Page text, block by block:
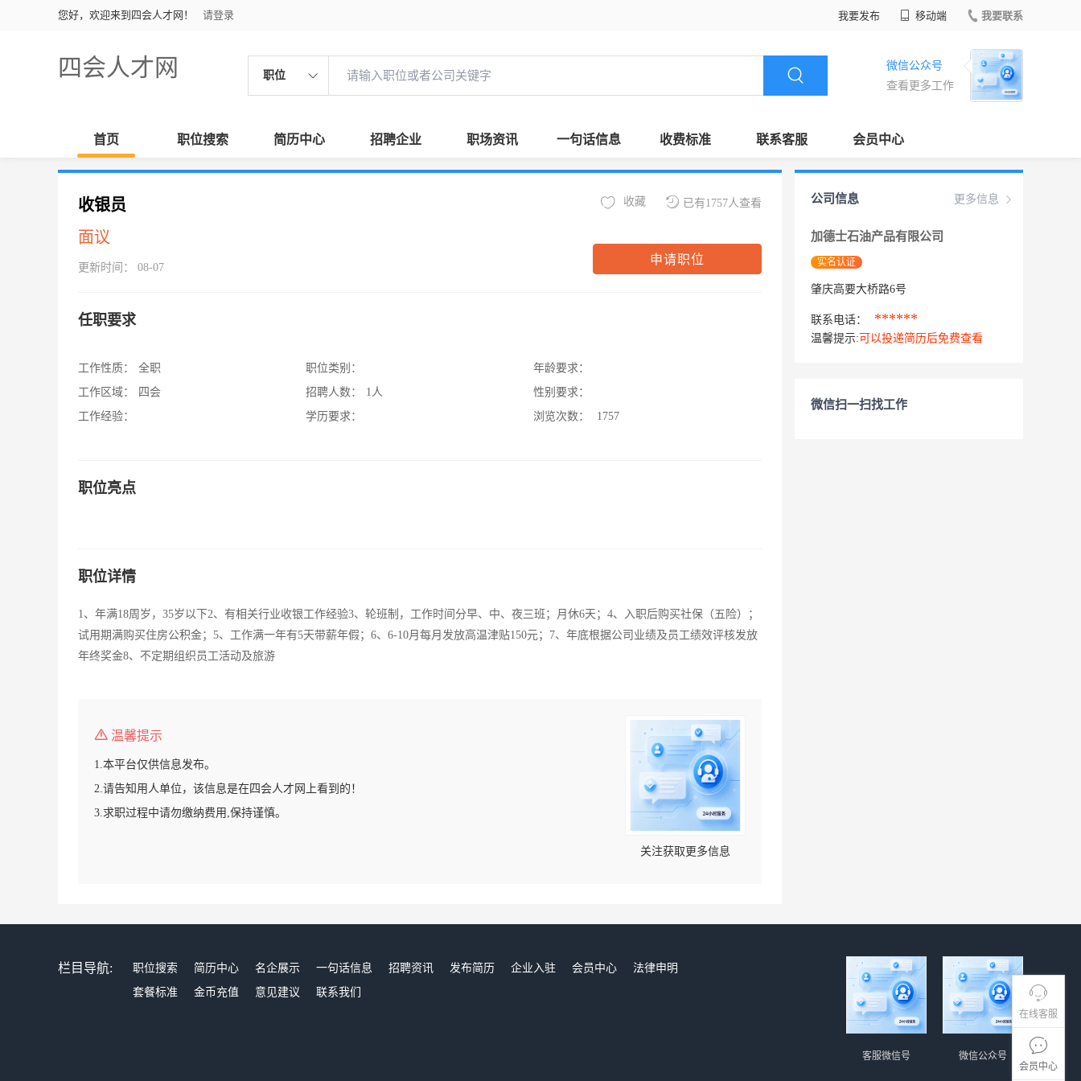
您好，欢迎来到四会人才网！ 请登录 我要发布 移动端 我要联系
四会人才网 职位
微信公众号
查看更多工作
首页 职位搜索 简历中心 招聘企业 职场资讯 一句话信息 收费标准 联系客服 会员中心
在线客服
会员中心
收银员
面议
更新时间： 08-07
已有1757人查看
收藏
申请职位
任职要求
工作性质：
全职
工作区域：
四会
工作经验：
职位类别：
招聘人数：
1人
学历要求：
年龄要求：
性别要求：
浏览次数：
1757
职位亮点
职位详情
1、年满18周岁，35岁以下2、有相关行业收银工作经验3、轮班制，工作时间分早、中、夜三班；月休6天；4、入职后购买社保（五险）；
试用期满购买住房公积金；5、工作满一年有5天带薪年假；6、6-10月每月发放高温津贴150元；7、年底根据公司业绩及员工绩效评核发放
年终奖金8、不定期组织员工活动及旅游
温馨提示
1.本平台仅供信息发布。
2.请告知用人单位，该信息是在四会人才网上看到的！
3.求职过程中请勿缴纳费用,保持谨慎。
关注获取更多信息
更多信息
公司信息
加德士石油产品有限公司
实名认证
肇庆高要大桥路6号
联系电话： ******
温馨提示: 可以投递简历后免费查看
微信扫一扫找工作
栏目导航: 职位搜索 简历中心 名企展示 一句话信息 招聘资讯 发布简历 企业入驻 会员中心
法律申明
套餐标准
金币充值 意见建议 联系我们
微信公众号
客服微信号